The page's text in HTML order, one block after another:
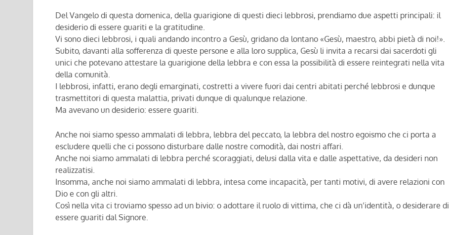
Del Vangelo di questa domenica, della guarigione di questi dieci lebbrosi, prendiamo due aspetti principali: il
desiderio di essere guariti e la gratitudine.
Vi sono dieci lebbrosi, i quali andando incontro a Gesù, gridano da lontano «Gesù, maestro, abbi pietà di noi!».
Subito, davanti alla sofferenza di queste persone e alla loro supplica, Gesù li invita a recarsi dai sacerdoti gli
unici che potevano attestare la guarigione della lebbra e con essa la possibilità di essere reintegrati nella vita
della comunità.
I lebbrosi, infatti, erano degli emarginati, costretti a vivere fuori dai centri abitati perché lebbrosi e dunque
trasmettitori di questa malattia, privati dunque di qualunque relazione.
Ma avevano un desiderio: essere guariti.
Anche noi siamo spesso ammalati di lebbra, lebbra del peccato, la lebbra del nostro egoismo che ci porta a
escludere quelli che ci possono disturbare dalle nostre comodità, dai nostri affari.
Anche noi siamo ammalati di lebbra perché scoraggiati, delusi dalla vita e dalle aspettative, da desideri non
realizzatisi.
Insomma, anche noi siamo ammalati di lebbra, intesa come incapacità, per tanti motivi, di avere relazioni con
Dio e con gli altri.
Così nella vita ci troviamo spesso ad un bivio: o adottare il ruolo di vittima, che ci dà un’identità, o desiderare di
essere guariti dal Signore.